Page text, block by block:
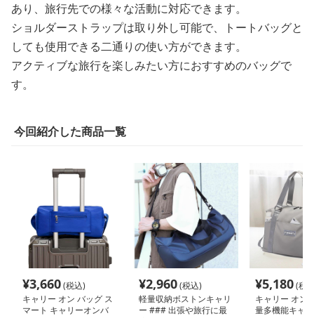
あり、旅行先での様々な活動に対応できます。
ショルダーストラップは取り外し可能で、トートバッグと
しても使用できる二通りの使い方ができます。
アクティブな旅行を楽しみたい方におすすめのバッグで
す。
今回紹介した商品一覧
¥3,660(税込)
キャリー オン バッグ ス
マート キャリーオンバ
¥2,960(税込)
軽量収納ボストンキャリ
ー ### 出張や旅行に最
¥5,180(税
キャリー オン
量多機能キャ